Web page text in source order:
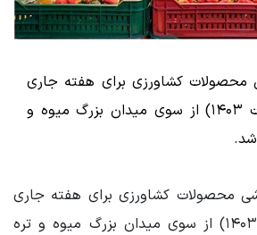
کشاورزی برای هفته جاری
(۱۰ تا ۱۶ اردیبهشت ۱۴۰۳) از سوی میدان بزرگ میوه و
شد.
محصولات کشاورزی برای هفته جاری
(۱۰ تا ۱۶ اردیبهشت ۱۴۰۳) از سوی میدان بزرگ میوه و تره